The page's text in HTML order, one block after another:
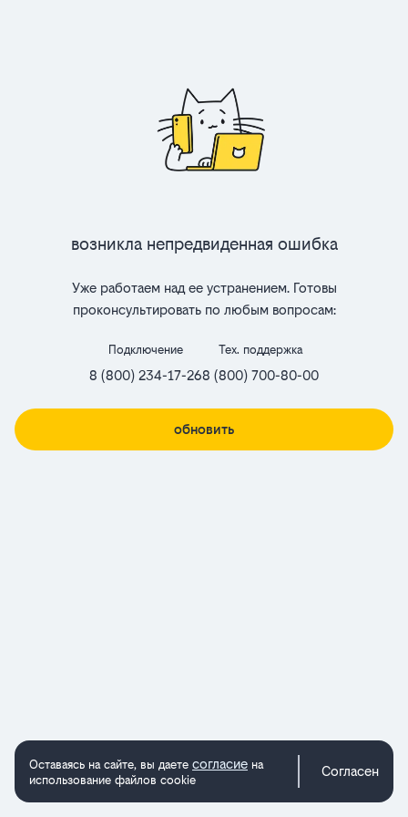
Возникла непредвиденная ошибка
Уже работаем над ее устранением. Готовы
проконсультировать по любым вопросам:
Подключение
8 (800) 234-17-26
Тех. поддержка
8 (800) 700-80-00
обновить
Оставаясь на сайте, вы даете согласие на
использование файлов cookie
Согласен